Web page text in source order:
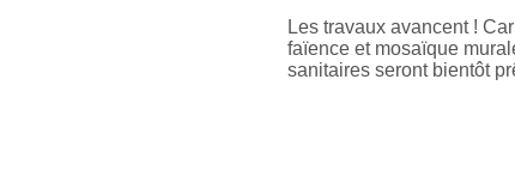
Les travaux avancent !
faïence et mosaïque
sanitaires seront bientôt